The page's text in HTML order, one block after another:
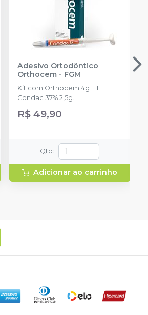
Adesivo Ortodôntico
Orthocem- FGM
Kit com Orthocem 4g + 1
Condac 37% 2,5g.
R$ 49,90
Qtd :
Adicionar ao carrinho